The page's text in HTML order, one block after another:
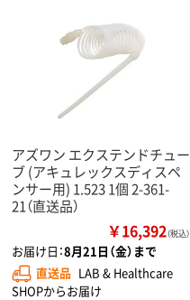
アズワン エクステンドチュー
ブ (アキュレックスディスペ
ンサー用) 1.523 1個 2-361-
21（直送品）
￥16,392（税込）
お届け日：8月21日（金）まで
直送品 LAB & Healthcare
SHOPからお届け